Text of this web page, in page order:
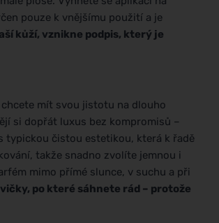
pouze k vnějšímu použití a je
kůží, vznikne podpis, který je
mít svou jistotu na dlouho
si dopřát luxus bez kompromisů –
typickou čistou estetikou, která k řadě
takže snadno zvolíte jemnou i
mimo přímé slunce, v suchu a při
po které sáhnete rád – protože